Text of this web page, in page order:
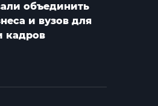
объединить
и вузов для
кадров